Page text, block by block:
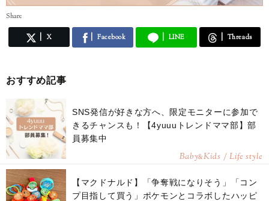
Share
X Facebook LINE Threads
おすすめ記事
SNS発信が好きな方へ、限定モニターに参加で
きるチャンスも！【4yuuuトレンドママ部】部
員募集中
Baby&Kids / Life style
【マクドナルド】「争奪戦になりそう」「コン
プ目指して買う」ポケモンとコラボしたハッピ